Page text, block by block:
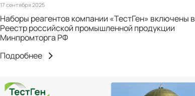
17 сентября 2025
Наборы реагентов компании «ТестГен» включены в
Реестр российской промышленной продукции
Минпромторга РФ
Подробнее